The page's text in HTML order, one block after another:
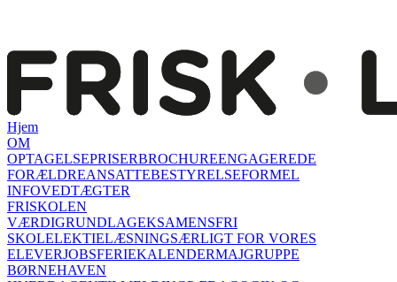
Hjem
OM
OPTAGELSEPRISERBROCHUREENGAGEREDE
FORÆLDREANSATTEBESTYRELSEFORMEL
INFOVEDTÆGTER
FRISKOLEN
VÆRDIGRUNDLAGEKSAMENSFRI
SKOLELEKTIELÆSNINGSÆRLIGT FOR VORES
ELEVERJOBSFERIEKALENDERMAJGRUPPE
BØRNEHAVEN